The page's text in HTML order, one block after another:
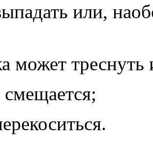
или,
может треснуть
смещается;